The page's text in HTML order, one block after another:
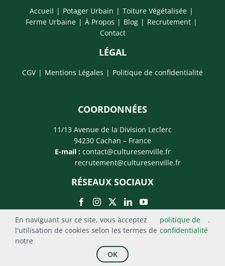
Accueil Potager Urbain
Toiture Végétalisée
Ferme Urbaine
À Propos Blog
Recrutement
Contact
LÉGAL
CGV Mentions Légales Politique de confidentialité
COORDONNÉES
11/13 Avenue de la Division Leclerc
94230 Cachan – France
E-mail : contact@culturesenville.fr
recrutement@culturesenville.fr
RÉSEAUX SOCIAUX
© Cultures en Ville 2019 - 2022 | Tous droits réservés
En naviguant sur ce site, vous acceptez
l'utilisation de cookies selon les termes de
notre
politique de
confidentialité
.
OK